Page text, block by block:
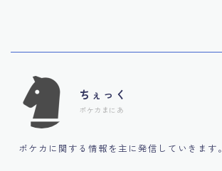
ちぇっく
ポケカまにあ
ポケカに関する情報を主に発信していきます。